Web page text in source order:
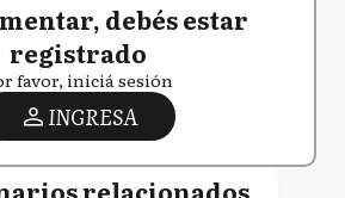
debés estar
registrado
favor, iniciá sesión
INGRESA
relacionados